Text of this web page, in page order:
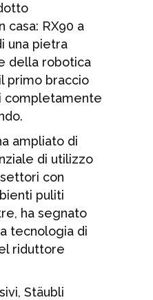
casa: RX90 a
una pietra
della robotica
primo braccio
completamente
ampliato di
di utilizzo
con
puliti
ha segnato
tecnologia di
riduttore
Stäubli